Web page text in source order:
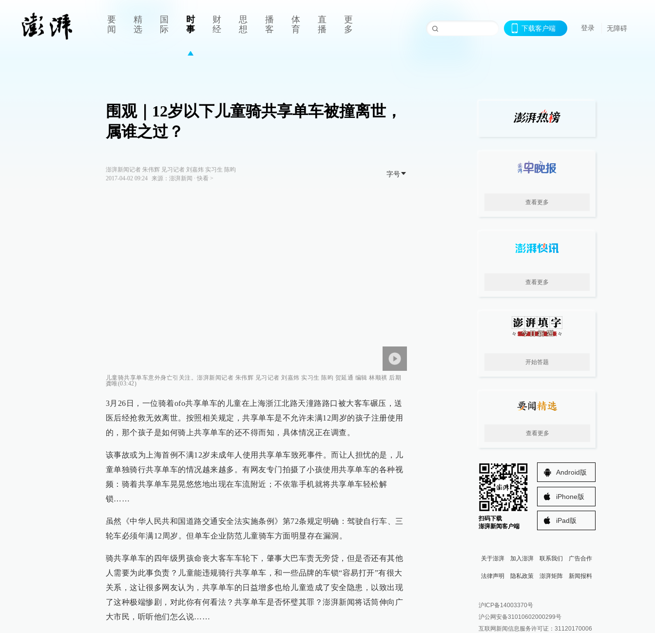
要
闻
精
选
国
际
时
事
财
经
思
想
播
客
体
育
直
播
更
多
下载客户端 登录 无障碍
围观｜12岁以下儿童骑共享单车被撞离世，
属谁之过？
澎湃新闻记者 朱伟辉 见习记者 刘嘉炜 实习生 陈昀
2017-04-02 09:24
来源： 澎湃新闻 ∙ 快看>
字号
儿童骑共享单车意外身亡引关注。澎湃新闻记者 朱伟辉 见习记者 刘嘉炜 实习生 陈昀 贺延通 编辑 林顺祺 后期
龚唯(03:42)
3月26日，一位骑着ofo共享单车的儿童在上海浙江北路天潼路路口被大客车碾压，送
医后经抢救无效离世。按照相关规定，共享单车是不允许未满12周岁的孩子注册使用
的，那个孩子是如何骑上共享单车的还不得而知，具体情况正在调查。
该事故或为上海首例不满12岁未成年人使用共享单车致死事件。而让人担忧的是，儿
童单独骑行共享单车的情况越来越多。有网友专门拍摄了小孩使用共享单车的各种视
频：骑着共享单车晃晃悠悠地出现在车流附近；不依靠手机就将共享单车轻松解
锁……
虽然《中华人民共和国道路交通安全法实施条例》第72条规定明确：驾驶自行车、三
轮车必须年满12周岁。但单车企业防范儿童骑车方面明显存在漏洞。
骑共享单车的四年级男孩命丧大客车车轮下，肇事大巴车责无旁贷，但是否还有其他
人需要为此事负责？儿童能违规骑行共享单车，和一些品牌的车锁“容易打开”有很大
关系，这让很多网友认为，共享单车的日益增多也给儿童造成了安全隐患，以致出现
了这种极端惨剧，对此你有何看法？共享单车是否怀璧其罪？澎湃新闻将话筒伸向广
大市民，听听他们怎么说……
查看更多
查看更多
开始答题
查看更多
扫码下载
澎湃新闻客户端
Android版
iPhone版
iPad版
关于澎湃 加入澎湃 联系我们 广告合作
法律声明 隐私政策 澎湃矩阵
澎湃新闻公众号
澎湃新闻抖音号
新闻报料
报料邮箱: news@thepaper.cn
沪ICP备14003370号
沪公网安备31010602000299号
互联网新闻信息服务许可证：31120170006